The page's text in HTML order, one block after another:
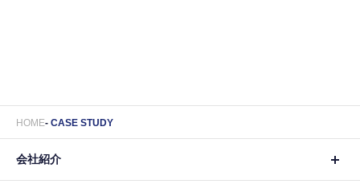
HOME CASE STUDY
会社紹介